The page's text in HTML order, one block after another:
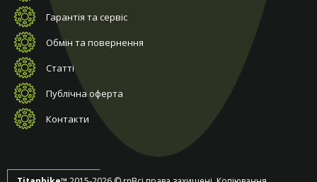
Гарантія та сервіс
Обмін та повернення
Статті
Публічна оферта
Контакти